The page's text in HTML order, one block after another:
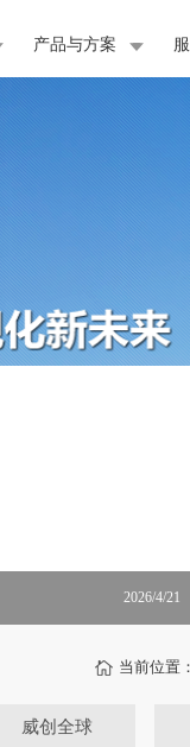
产品与方案
2026/4/21
当前位置
威创全球